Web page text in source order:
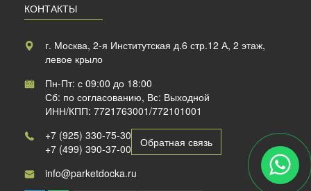
КОНТАКТЫ
г. Москва, 2-я Институтская д.6 стр.12 А, 2 этаж,
левое крыло
Пн-Пт: с 09:00 до 18:00
Сб: по согласованию, Вс: Выходной
ИНН/КПП: 7721763001/772101001
+7 (925) 330-75-30
+7 (499) 390-37-00
Обратная связь
info@parketdocka.ru